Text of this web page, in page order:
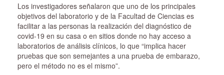
Los investigadores señalaron que uno de los principales
objetivos del laboratorio y de la Facultad de Ciencias es
facilitar a las personas la realización del diagnóstico de
covid-19 en su casa o en sitios donde no hay acceso a
laboratorios de análisis clínicos, lo que “implica hacer
pruebas que son semejantes a una prueba de embarazo,
pero el método no es el mismo”.